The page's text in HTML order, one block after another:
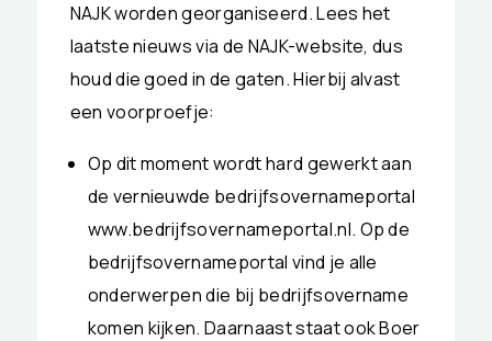
NAJK worden georganiseerd. Lees het
laatste nieuws via de NAJK-website, dus
houd die goed in de gaten. Hierbij alvast
een voorproefje:
Op dit moment wordt hard gewerkt aan
de vernieuwde bedrijfsovernameportal
www.bedrijfsovernameportal.nl. Op de
bedrijfsovernameportal vind je alle
onderwerpen die bij bedrijfsovername
komen kijken. Daarnaast staat ook Boer